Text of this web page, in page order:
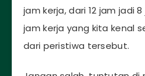
jam kerja, dari 12 jam jadi
jam kerja yang kita kenal
dari peristiwa tersebut.